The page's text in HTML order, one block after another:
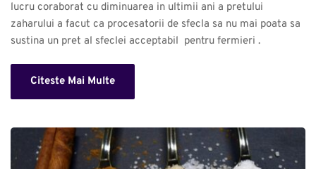
lucru coraborat cu diminuarea in ultimii ani a pretului
zaharului a facut ca procesatorii de sfecla sa nu mai poata sa
sustina un pret al sfeclei acceptabil  pentru fermieri .
Citeste Mai Multe